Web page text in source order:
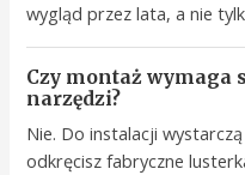
wygląd przez lata, a nie
Czy montaż wymaga
narzędzi?
Nie. Do instalacji
odkręcisz fabryczne